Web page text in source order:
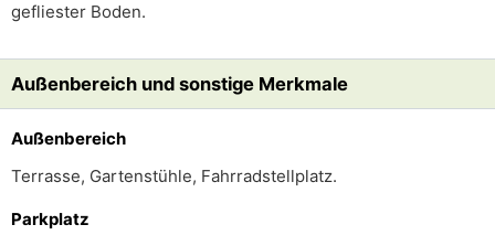
gefliester Boden.
Außenbereich und sonstige Merkmale
Außenbereich
Terrasse, Gartenstühle, Fahrradstellplatz.
Parkplatz